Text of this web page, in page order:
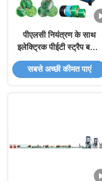
पीएलसी नियंत्रण के साथ
इलेक्ट्रिक पीईटी स्ट्रैप बनाने
की मशीन 0.5-1.3 मिमी मोटाई
सबसे अच्छी कीमत पाएं